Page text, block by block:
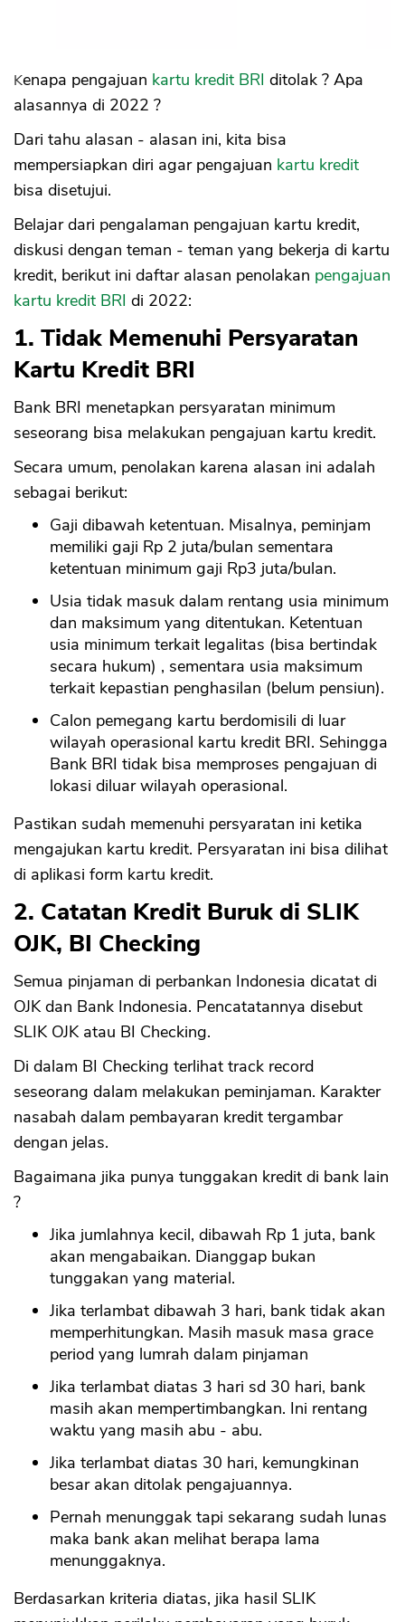
Kenapa pengajuan kartu kredit BRI ditolak ? Apa
alasannya di 2022 ?
Dari tahu alasan - alasan ini, kita bisa
mempersiapkan diri agar pengajuan kartu kredit
bisa disetujui.
Belajar dari pengalaman pengajuan kartu kredit,
diskusi dengan teman - teman yang bekerja di kartu
kredit, berikut ini daftar alasan penolakan pengajuan
kartu kredit BRI di 2022:
1. Tidak Memenuhi Persyaratan
Kartu Kredit BRI
Bank BRI menetapkan persyaratan minimum
seseorang bisa melakukan pengajuan kartu kredit.
Secara umum, penolakan karena alasan ini adalah
sebagai berikut:
Gaji dibawah ketentuan. Misalnya, peminjam
memiliki gaji Rp 2 juta/bulan sementara
ketentuan minimum gaji Rp3 juta/bulan.
Usia tidak masuk dalam rentang usia minimum
dan maksimum yang ditentukan. Ketentuan
usia minimum terkait legalitas (bisa bertindak
secara hukum) , sementara usia maksimum
terkait kepastian penghasilan (belum pensiun).
Calon pemegang kartu berdomisili di luar
wilayah operasional kartu kredit BRI. Sehingga
Bank BRI tidak bisa memproses pengajuan di
lokasi diluar wilayah operasional.
Pastikan sudah memenuhi persyaratan ini ketika
mengajukan kartu kredit. Persyaratan ini bisa dilihat
di aplikasi form kartu kredit.
2. Catatan Kredit Buruk di SLIK
OJK, BI Checking
Semua pinjaman di perbankan Indonesia dicatat di
OJK dan Bank Indonesia. Pencatatannya disebut
SLIK OJK atau BI Checking.
Di dalam BI Checking terlihat track record
seseorang dalam melakukan peminjaman. Karakter
nasabah dalam pembayaran kredit tergambar
dengan jelas.
Bagaimana jika punya tunggakan kredit di bank lain
?
Jika jumlahnya kecil, dibawah Rp 1 juta, bank
akan mengabaikan. Dianggap bukan
tunggakan yang material.
Jika terlambat dibawah 3 hari, bank tidak akan
memperhitungkan. Masih masuk masa grace
period yang lumrah dalam pinjaman
Jika terlambat diatas 3 hari sd 30 hari, bank
masih akan mempertimbangkan. Ini rentang
waktu yang masih abu - abu.
Jika terlambat diatas 30 hari, kemungkinan
besar akan ditolak pengajuannya.
Pernah menunggak tapi sekarang sudah lunas
maka bank akan melihat berapa lama
menunggaknya.
Berdasarkan kriteria diatas, jika hasil SLIK